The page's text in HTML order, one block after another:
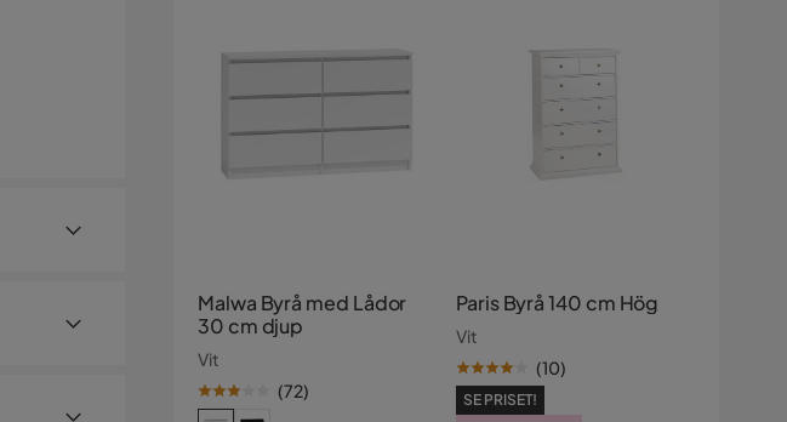
Malwa Byrå med Lådor
30 cm djup
Vit
(72)
Paris Byrå 140 cm Hög
Vit
(10)
SE PRISET!